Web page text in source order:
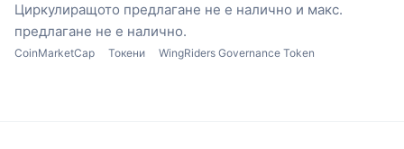
Циркулиращото предлагане не е налично и макс.
предлагане не е налично.
CoinMarketCap Токени WingRiders Governance Token